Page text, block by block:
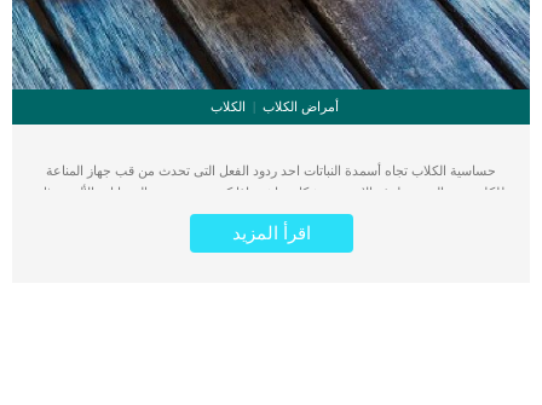
أمراض الكلاب الكلاب
حساسية الكلاب تجاه أسمدة النباتات احد ردود الفعل التى تحدث من قب جهاز المناعة
للكلب عند التعرض لهذه الاسمدة بشكل مباشر. اذا كنت تحب تربية الحيوانات الأليفة مثل
الكلاب فمن المتوقع ان تكون شخصا مهتما بالزراعة وتملك حديقة صغيره تهتم بها. كن
حذرا من بعض المكونات المستخدمة فى الزراعة فيمكن ان تضر بصحة كلبك دون ان
تتوقع ذلك. كما يعتقد البعض ان أسمدة النبات مفيدة للكلاب وهذا الاعتقاد صحيح فبعضا
اقرأ المزيد